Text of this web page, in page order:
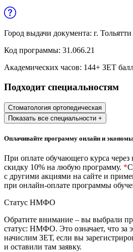
Социология и
и служащих
История и археология
Психологические науки
Техносферная
природообустройство
промышленности
Управление охраной труда.
Техносферная безопасность
Город выдачи документа: г. Тольятти
Код программы: 31.066.21
Академических часов: 144+ ЗЕТ
Подходит специальностям
Стоматология ортопедическая
Показать все специальности +
Оплачивайте программу онлайн и
При оплате обучающего курса
скидку 10% на любую программу. *
с другими акциями на сайте и
при онлайн-оплате программы
Статус НМФО
Обратите внимание – вы выбрали
статус: НМФО. Это означает, что за
начислим ЗЕТ, если вы
и оставили там заявку.